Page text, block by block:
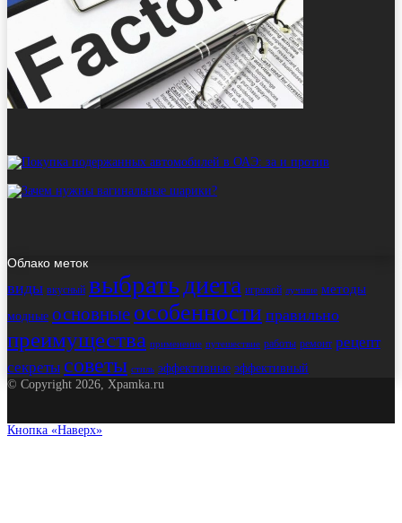
Облако меток
виды вкусный выбратьдиета игровой лучшие методы
модные основные особенности правильно
преимущества применение путешествие работы ремонт рецепт
секреты советы стиль эффективные эффективный
© Copyright 2026, Xpamka.ru
Кнопка «Наверх»